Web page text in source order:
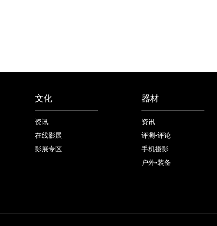
文化
资讯
在线影展
影展专区
器材
资讯
评测•评论
手机摄影
户外•装备